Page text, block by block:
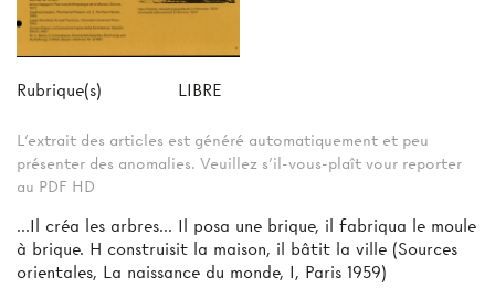
Rubrique(s) LIBRE
L'extrait des articles est généré automatiquement et peu
présenter des anomalies. Veuillez s'il-vous-plaît vour reporter
au PDF HD
...Il créa les arbres... Il posa une brique, il fabriqua le moule
à brique. H construisit la maison, il bâtit la ville (Sources
orientales, La naissance du monde, I, Paris 1959)